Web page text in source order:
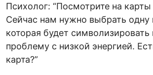
Психолог: “Посмотрите на
Сейчас нам нужно выбрать одну
которая будет
проблему с низкой энергией.
карта?”